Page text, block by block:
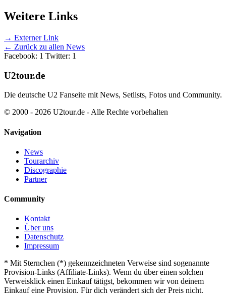
Weitere Links
→ Externer Link
← Zurück zu allen News
Facebook: 1 Twitter: 1
U2tour.de
Die deutsche U2 Fanseite mit News, Setlists, Fotos und Community.
© 2000 - 2026 U2tour.de - Alle Rechte vorbehalten
Navigation
News
Tourarchiv
Discographie
Partner
Community
Kontakt
Über uns
Datenschutz
Impressum
* Mit Sternchen (*) gekennzeichneten Verweise sind sogenannte
Provision-Links (Affiliate-Links). Wenn du über einen solchen
Verweisklick einen Einkauf tätigst, bekommen wir von deinem
Einkauf eine Provision. Für dich verändert sich der Preis nicht.